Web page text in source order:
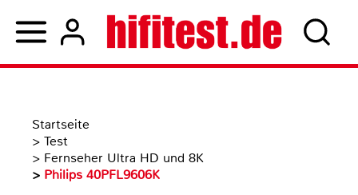
Startseite
> Test
> Fernseher Ultra HD und 8K
> Philips 40PFL9606K